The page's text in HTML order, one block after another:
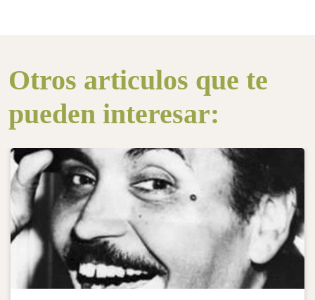
Otros articulos que te
pueden interesar: